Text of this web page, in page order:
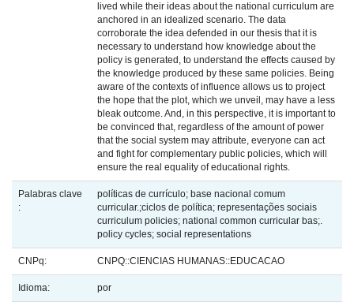
lived while their ideas about the national curriculum are
anchored in an idealized scenario. The data
corroborate the idea defended in our thesis that it is
necessary to understand how knowledge about the
policy is generated, to understand the effects caused by
the knowledge produced by these same policies. Being
aware of the contexts of influence allows us to project
the hope that the plot, which we unveil, may have a less
bleak outcome. And, in this perspective, it is important to
be convinced that, regardless of the amount of power
that the social system may attribute, everyone can act
and fight for complementary public policies, which will
ensure the real equality of educational rights.
Palabras clave
:
políticas de currículo; base nacional comum
curricular.;ciclos de política; representações sociais
curriculum policies; national common curricular bas;.
policy cycles; social representations
CNPq: CNPQ::CIENCIAS HUMANAS::EDUCACAO
Idioma: por